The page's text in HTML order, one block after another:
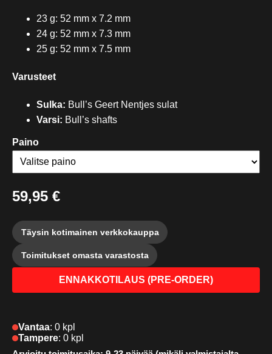
23 g: 52 mm x 7.2 mm
24 g: 52 mm x 7.3 mm
25 g: 52 mm x 7.5 mm
Varusteet
Sulka: Bull’s Geert Nentjes sulat
Varsi: Bull’s shafts
Paino
59,95 €
Täysin kotimainen verkkokauppa
Toimitukset omasta varastosta
ENNAKKOTILAUS (PRE-ORDER)
Vantaa: 0 kpl
Tampere: 0 kpl